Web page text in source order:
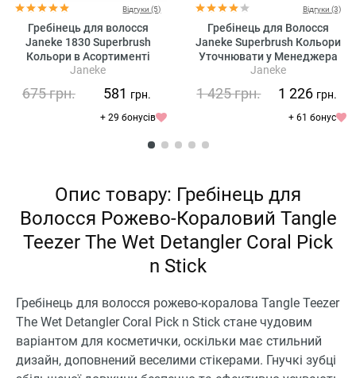
Відгуки (5)
Гребінець для волосся
Janeke 1830 Superbrush
Кольори в Асортименті
Уточнювати у Менеджера
Janeke
675грн. 581 грн.
+ 29 бонусів
Відгуки (3)
Гребінець для Волосся
Janeke Superbrush Кольори
Уточнювати у Менеджера
Silver
Janeke
1 425грн. 1 226 грн.
+ 61 бонус
Опис товару: Гребінець для
Волосся Рожево-Кораловий Tangle
Teezer The Wet Detangler Coral Pick
n Stick
Гребінець для волосся рожево-коралова Tangle Teezer
The Wet Detangler Coral Pick n Stick стане чудовим
варіантом для косметички, оскільки має стильний
дизайн, доповнений веселими стікерами. Гнучкі зубці